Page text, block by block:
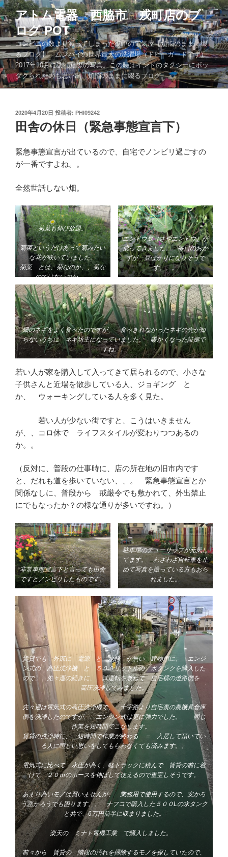
コ
ン
テ
ン
ツ
へ
ス
キ
アトム電器 西脇市 戎町店のブ
ログ POT
コンビニの数より減ってしまった街中の電気屋【煩悩のままに綴
るブログ】 ムンバイの世界最大の洗濯場（ドビーガードです）
2017年10月に訪れた際の写真。この時はインドのタクシーにボッ
タクられたのも思い出。煩悩のままに綴るブログ。。。
投
稿
日:
2020年4月20日 投稿者: PHI09242
田舎の休日（緊急事態宣言下）
緊急事態宣言が出ているので、自宅でノンビリ過ごすの
が一番ですよね。。
全然世話しない畑。
菊菜も伸び放題。
菊菜というだけあって菊みたい
な花が咲いていました。
菊菜 とは、菊なのか、、菊な
のではないのか、、
そんなこと 俺に きくな！
なんて言われそうで
す。
エンドウ豆（さやエンドウ）が
成ってきました。 毎日のおか
ずが 豆ばかりになりそうで
す。。。
畑のネギをよく食べたのですが、 食べきれなかったネギの先が知
らないうちに ネギ坊主になっていました。 暖かくなった証拠で
すね。。
若い人が家を購入して入ってきて居られるので、小さな
子供さんと近場を散歩している人、ジョギング と
か、 ウォーキングしている人を多く見た。
若い人が少ない街ですと、こうはいきません
が、、コロ休で ライフスタイルが変わりつつあるの
か。。
（反対に、普段の仕事時に、店の所在地の旧市内です
と、だれも道を歩いていない、、。 緊急事態宣言とか
関係なしに、普段から 戒厳令でも敷かれて、外出禁止
にでもなったか？の様な通りが多いですね。）
非常事態宣言下と言っても田舎
ですとノンビリしたものです。
駐車場のチューリップが元気し
てます。 わざわざ自転車を止
めて写真を撮っている方もおら
れました。
賃貸でも 外部に 電源 と 水栓 が無い 建物用に、 エンジ
ン式の 高圧洗浄機 と ５００リットルの 水タンクを購入した
ので、 先々週の続きに、 試運転を兼ねて 自宅横の道路側を
高圧洗浄してみました。
先々週は電気式の高圧洗浄機で、 十字路より自宅裏の農機具倉庫
側を洗浄したのですが、、エンジン式は更に強力でした。 同じ
作業を短時間でこなします。
賃貸の洗浄時に、 短時間で作業が終わる ＝ 入居して頂いてい
る人に喧しい思いをしてもらわなくても済みます。。
電気式に比べて 水圧が高く、軽トラックに積んで 賃貸の前に着
けて、２０ｍのホースを伸ばして使えるので重宝しそうです。
あまり高いモノは買いませんが、 業務用で使用するので、安かろ
う悪かろうでも困ります。。 ナフコで購入した５００Lの水タンク
と共で、6万円前半に収まりました。
楽天の ミナト電機工業 で購入しました。
前々から 賃貸の 階段の汚れを掃除するモノを探していたので、